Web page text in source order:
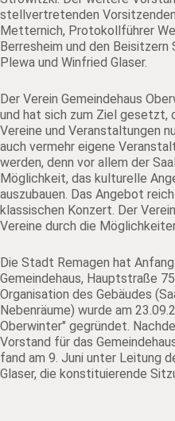
stellvertretenden
Metternich, Protokollführer
Berresheim und den Beisitzern
Plewa und Winfried Glaser.
Der Verein Gemeindehaus
und hat sich zum Ziel gesetzt,
Vereine und Veranstaltungen
auch vermehr eigene
werden, denn vor allem der
Möglichkeit, das kulturelle
auszubauen. Das Angebot
klassischen Konzert. Der
Vereine durch die
Die Stadt Remagen hat
Gemeindehaus, Hauptstraße
Organisation des Gebäudes
Nebenräume) wurde am
Oberwinter" gegründet.
Vorstand für das
fand am 9. Juni unter Leitung
Glaser, die konstituierende